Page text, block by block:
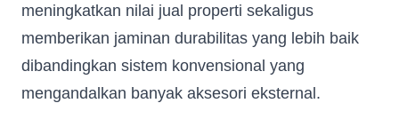
meningkatkan nilai jual properti sekaligus
memberikan jaminan durabilitas yang lebih baik
dibandingkan sistem konvensional yang
mengandalkan banyak aksesori eksternal.